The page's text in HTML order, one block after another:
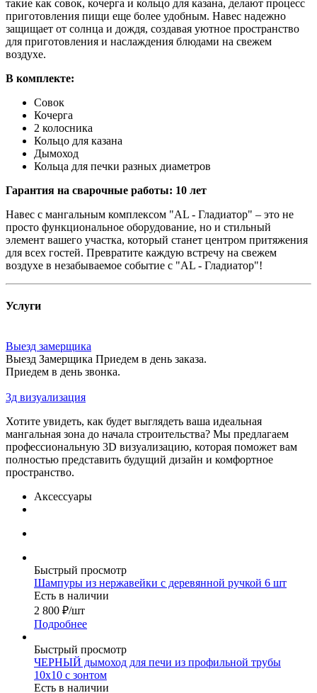
такие как совок, кочерга и кольцо для казана, делают процесс
приготовления пищи еще более удобным. Навес надежно
защищает от солнца и дождя, создавая уютное пространство
для приготовления и наслаждения блюдами на свежем
воздухе.
В комплекте:
Совок
Кочерга
2 колосника
Кольцо для казана
Дымоход
Кольца для печки разных диаметров
Гарантия на сварочные работы: 10 лет
Навес с мангальным комплексом "AL - Гладиатор" – это не
просто функциональное оборудование, но и стильный
элемент вашего участка, который станет центром притяжения
для всех гостей. Превратите каждую встречу на свежем
воздухе в незабываемое событие с "AL - Гладиатор"!
Услуги
Выезд замерщика
Выезд Замерщика Приедем в день заказа.
Приедем в день звонка.
3д визуализация
Хотите увидеть, как будет выглядеть ваша идеальная
мангальная зона до начала строительства? Мы предлагаем
профессиональную 3D визуализацию, которая поможет вам
полностью представить будущий дизайн и комфортное
пространство.
Аксессуары
Быстрый просмотр
Шампуры из нержавейки с деревянной ручкой 6 шт
Есть в наличии
2 800 ₽/шт
Подробнее
Быстрый просмотр
ЧЕРНЫЙ дымоход для печи из профильной трубы
10х10 с зонтом
Есть в наличии